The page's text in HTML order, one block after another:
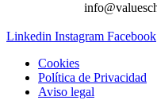
Linkedin Instagram Facebook
Cookies
Política de Privacidad
Aviso legal